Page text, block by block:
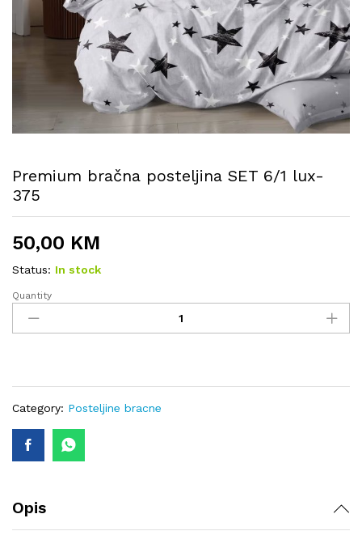
Premium bračna posteljina SET 6/1 lux-
375
50,00 KM
Status: In stock
Premium
bračna
posteljina
lux-
375
Quantity
Category: Posteljine bracne
Opis